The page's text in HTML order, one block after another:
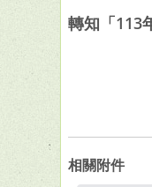
轉知「113
相關附件